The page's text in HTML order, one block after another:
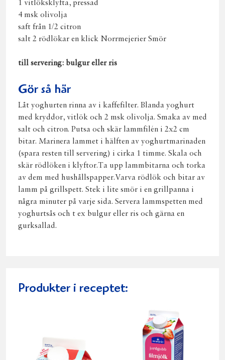
1 vitlöksklyfta, pressad
4 msk olivolja
saft från 1/2 citron
salt 2 rödlökar en klick Norrmejerier Smör
till servering: bulgur eller ris
Gör så här
Låt yoghurten rinna av i kaffefilter. Blanda yoghurt
med kryddor, vitlök och 2 msk olivolja. Smaka av med
salt och citron. Putsa och skär lammfilén i 2x2 cm
bitar. Marinera lammet i hälften av yoghurtmarinaden
(spara resten till servering) i cirka 1 timme. Skala och
skär rödlöken i klyftor.Ta upp lammbitarna och torka
av dem med hushållspapper.Varva rödlök och bitar av
lamm på grillspett. Stek i lite smör i en grillpanna i
några minuter på varje sida. Servera lammspetten med
yoghurtsås och t ex bulgur eller ris och gärna en
gurksallad.
Produkter i receptet: